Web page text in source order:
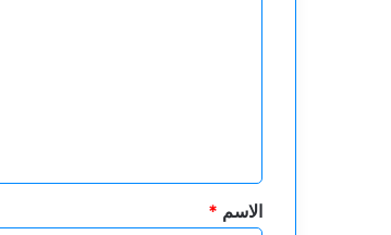
*
الاسم *